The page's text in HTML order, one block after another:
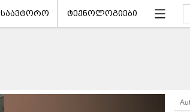
საავტორო ტექნოლოგიები